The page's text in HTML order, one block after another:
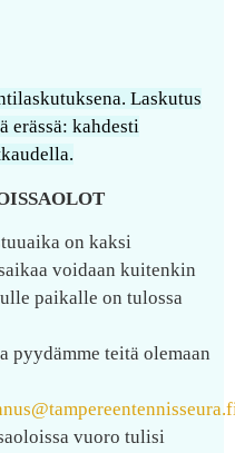
Laskutus
erässä: kahdesti
on kaksi
voidaan kuitenkin
paikalle on tulossa
pyydämme teitä olemaan
vuoro tulisi